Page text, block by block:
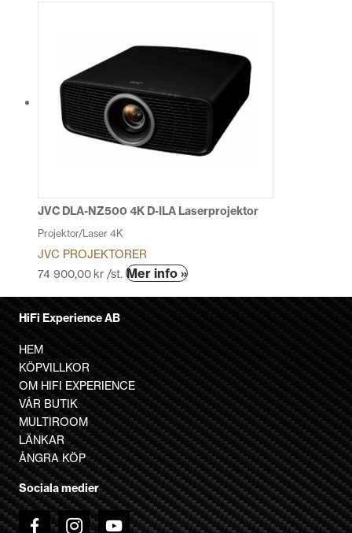
De
olika
alternativen
kan
produktsidan
JVC DLA-NZ500 4K D-ILA Laserprojektor
Projektor/Laser 4K
JVC PROJEKTORER
74 900,00 kr /st. Mer info »Den
varianter.
De
olika
alternativen
kan
väljas
på
produktsidan
HiFi Experience AB
HEM
KÖPVILLKOR
OM HIFI EXPERIENCE
VÅR BUTIK
MULTIROOM
LÄNKAR
ÅNGRA KÖP
Sociala medier